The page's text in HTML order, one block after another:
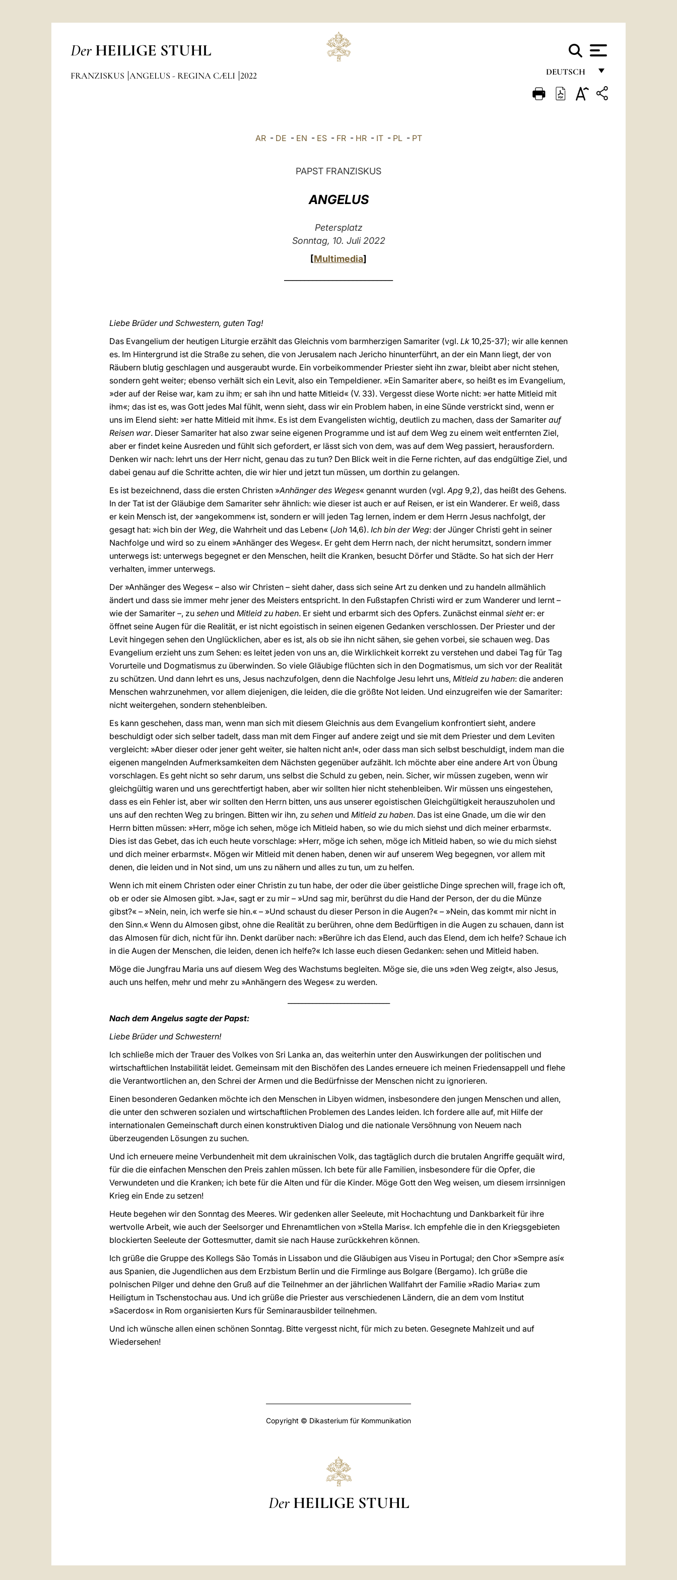
Der HEILIGE STUHL
DEUTSCH
FRANÇAIS
FRANZISKUS ANGELUS - REGINA CÆLI 2022
AR- DE - EN - ES- FR- HR- IT- PL- PT
PAPST FRANZISKUS
ANGELUS
Petersplatz
Sonntag, 10. Juli 2022
[Multimedia]
Liebe Brüder und Schwestern, guten Tag!
Das Evangelium der heutigen Liturgie erzählt das Gleichnis vom barmherzigen Samariter (vgl. Lk 10,25-37); wir alle kennen
es. Im Hintergrund ist die Straße zu sehen, die von Jerusalem nach Jericho hinunterführt, an der ein Mann liegt, der von
Räubern blutig geschlagen und ausgeraubt wurde. Ein vorbeikommender Priester sieht ihn zwar, bleibt aber nicht stehen,
sondern geht weiter; ebenso verhält sich ein Levit, also ein Tempeldiener. »Ein Samariter aber«, so heißt es im Evangelium,
»der auf der Reise war, kam zu ihm; er sah ihn und hatte Mitleid« (V. 33). Vergesst diese Worte nicht: »er hatte Mitleid mit
ihm«; das ist es, was Gott jedes Mal fühlt, wenn sieht, dass wir ein Problem haben, in eine Sünde verstrickt sind, wenn er
uns im Elend sieht: »er hatte Mitleid mit ihm«. Es ist dem Evangelisten wichtig, deutlich zu machen, dass der Samariter auf
Reisen war. Dieser Samariter hat also zwar seine eigenen Programme und ist auf dem Weg zu einem weit entfernten Ziel,
aber er findet keine Ausreden und fühlt sich gefordert, er lässt sich von dem, was auf dem Weg passiert, herausfordern.
Denken wir nach: lehrt uns der Herr nicht, genau das zu tun? Den Blick weit in die Ferne richten, auf das endgültige Ziel, und
dabei genau auf die Schritte achten, die wir hier und jetzt tun müssen, um dorthin zu gelangen.
Es ist bezeichnend, dass die ersten Christen »Anhänger des Weges« genannt wurden (vgl.Apg 9,2), das heißt des Gehens.
In der Tat ist der Gläubige dem Samariter sehr ähnlich: wie dieser ist auch er auf Reisen, er ist ein Wanderer. Er weiß, dass
er kein Mensch ist, der »angekommen« ist, sondern er will jeden Tag lernen, indem er dem Herrn Jesus nachfolgt, der
gesagt hat: »ich bin der Weg, die Wahrheit und das Leben« (Joh 14,6). Ich bin der Weg: der Jünger Christi geht in seiner
Nachfolge und wird so zu einem »Anhänger des Weges«. Er geht dem Herrn nach, der nicht herumsitzt, sondern immer
unterwegs ist: unterwegs begegnet er den Menschen, heilt die Kranken, besucht Dörfer und Städte. So hat sich der Herr
verhalten, immer unterwegs.
Der »Anhänger des Weges« – also wir Christen – sieht daher, dass sich seine Art zu denken und zu handeln allmählich
ändert und dass sie immer mehr jener des Meisters entspricht. In den Fußstapfen Christi wird er zum Wanderer und lernt –
wie der Samariter –, zu sehen und Mitleid zu haben. Er sieht und erbarmt sich des Opfers. Zunächst einmal siehter: er
öffnet seine Augen für die Realität, er ist nicht egoistisch in seinen eigenen Gedanken verschlossen. Der Priester und der
Levit hingegen sehen den Unglücklichen, aber es ist, als ob sie ihn nicht sähen, sie gehen vorbei, sie schauen weg. Das
Evangelium erzieht uns zum Sehen: es leitet jeden von uns an, die Wirklichkeit korrekt zu verstehen und dabei Tag für Tag
Vorurteile und Dogmatismus zu überwinden. So viele Gläubige flüchten sich in den Dogmatismus, um sich vor der Realität
zu schützen. Und dann lehrt es uns, Jesus nachzufolgen, denn die Nachfolge Jesu lehrt uns, Mitleid zu haben: die anderen
Menschen wahrzunehmen, vor allem diejenigen, die leiden, die die größte Not leiden. Und einzugreifen wie der Samariter:
nicht weitergehen, sondern stehenbleiben.
Es kann geschehen, dass man, wenn man sich mit diesem Gleichnis aus dem Evangelium konfrontiert sieht, andere
beschuldigt oder sich selber tadelt, dass man mit dem Finger auf andere zeigt und sie mit dem Priester und dem Leviten
vergleicht: »Aber dieser oder jener geht weiter, sie halten nicht an!«, oder dass man sich selbst beschuldigt, indem man die
eigenen mangelnden Aufmerksamkeiten dem Nächsten gegenüber aufzählt. Ich möchte aber eine andere Art von Übung
vorschlagen. Es geht nicht so sehr darum, uns selbst die Schuld zu geben, nein. Sicher, wir müssen zugeben, wenn wir
gleichgültig waren und uns gerechtfertigt haben, aber wir sollten hier nicht stehenbleiben. Wir müssen uns eingestehen,
dass es ein Fehler ist, aber wir sollten den Herrn bitten, uns aus unserer egoistischen Gleichgültigkeit herauszuholen und
uns auf den rechten Weg zu bringen. Bitten wir ihn, zu sehen und Mitleid zu haben. Das ist eine Gnade, um die wir den
Herrn bitten müssen: »Herr, möge ich sehen, möge ich Mitleid haben, so wie du mich siehst und dich meiner erbarmst«.
Dies ist das Gebet, das ich euch heute vorschlage: »Herr, möge ich sehen, möge ich Mitleid haben, so wie du mich siehst
und dich meiner erbarmst«. Mögen wir Mitleid mit denen haben, denen wir auf unserem Weg begegnen, vor allem mit
denen, die leiden und in Not sind, um uns zu nähern und alles zu tun, um zu helfen.
Wenn ich mit einem Christen oder einer Christin zu tun habe, der oder die über geistliche Dinge sprechen will, frage ich oft,
ob er oder sie Almosen gibt. »Ja«, sagt er zu mir – »Und sag mir, berührst du die Hand der Person, der du die Münze
gibst?« – »Nein, nein, ich werfe sie hin.« – »Und schaust du dieser Person in die Augen?« – »Nein, das kommt mir nicht in
den Sinn.« Wenn du Almosen gibst, ohne die Realität zu berühren, ohne dem Bedürftigen in die Augen zu schauen, dann ist
das Almosen für dich, nicht für ihn. Denkt darüber nach: »Berühre ich das Elend, auch das Elend, dem ich helfe? Schaue ich
in die Augen der Menschen, die leiden, denen ich helfe?« Ich lasse euch diesen Gedanken: sehen und Mitleid haben.
Möge die Jungfrau Maria uns auf diesem Weg des Wachstums begleiten. Möge sie, die uns »den Weg zeigt«, also Jesus,
auch uns helfen, mehr und mehr zu »Anhängern des Weges« zu werden.
Nach dem Angelus sagte der Papst:
Liebe Brüder und Schwestern!
Ich schließe mich der Trauer des Volkes von Sri Lanka an, das weiterhin unter den Auswirkungen der politischen und
wirtschaftlichen Instabilität leidet. Gemeinsam mit den Bischöfen des Landes erneuere ich meinen Friedensappell und flehe
die Verantwortlichen an, den Schrei der Armen und die Bedürfnisse der Menschen nicht zu ignorieren.
Einen besonderen Gedanken möchte ich den Menschen in Libyen widmen, insbesondere den jungen Menschen und allen,
die unter den schweren sozialen und wirtschaftlichen Problemen des Landes leiden. Ich fordere alle auf, mit Hilfe der
internationalen Gemeinschaft durch einen konstruktiven Dialog und die nationale Versöhnung von Neuem nach
überzeugenden Lösungen zu suchen.
Und ich erneuere meine Verbundenheit mit dem ukrainischen Volk, das tagtäglich durch die brutalen Angriffe gequält wird,
für die die einfachen Menschen den Preis zahlen müssen. Ich bete für alle Familien, insbesondere für die Opfer, die
Verwundeten und die Kranken; ich bete für die Alten und für die Kinder. Möge Gott den Weg weisen, um diesem irrsinnigen
Krieg ein Ende zu setzen!
Heute begehen wir den Sonntag des Meeres. Wir gedenken aller Seeleute, mit Hochachtung und Dankbarkeit für ihre
wertvolle Arbeit, wie auch der Seelsorger und Ehrenamtlichen von »Stella Maris«. Ich empfehle die in den Kriegsgebieten
blockierten Seeleute der Gottesmutter, damit sie nach Hause zurückkehren können.
Ich grüße die Gruppe des Kollegs São Tomás in Lissabon und die Gläubigen aus Viseu in Portugal; den Chor »Sempre así«
aus Spanien, die Jugendlichen aus dem Erzbistum Berlin und die Firmlinge aus Bolgare (Bergamo). Ich grüße die
polnischen Pilger und dehne den Gruß auf die Teilnehmer an der jährlichen Wallfahrt der Familie »Radio Maria« zum
Heiligtum in Tschenstochau aus. Und ich grüße die Priester aus verschiedenen Ländern, die an dem vom Institut
»Sacerdos« in Rom organisierten Kurs für Seminarausbilder teilnehmen.
Und ich wünsche allen einen schönen Sonntag. Bitte vergesst nicht, für mich zu beten. Gesegnete Mahlzeit und auf
Wiedersehen!
Copyright © Dikasterium für Kommunikation
Der HEILIGE STUHL